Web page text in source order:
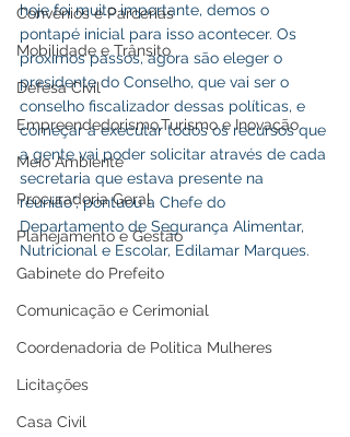
Convênios e Parcerias
Mobilidade e Trânsito
Defesa Civil
Empreendedorismo,Turismo e Inovação
Meio Ambiente
Procuradoria Geral
Planejamento e Gestão
Gabinete do Prefeito
Comunicação e Cerimonial
Coordenadoria de Politica Mulheres
Licitações
Casa Civil
hoje foi muito importante, demos o
pontapé inicial para isso acontecer. Os
próximos passos, agora são eleger o
presidente do Conselho, que vai ser o
conselho fiscalizador dessas políticas, e
começar a executar todos os recursos que
a gente vai poder solicitar através de cada
secretaria que estava presente na
reunião”, pontuou a Chefe do
Departamento de Segurança Alimentar,
Nutricional e Escolar, Edilamar Marques.